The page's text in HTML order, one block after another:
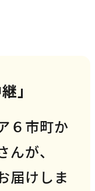
」
６市町か
が、
届けしま